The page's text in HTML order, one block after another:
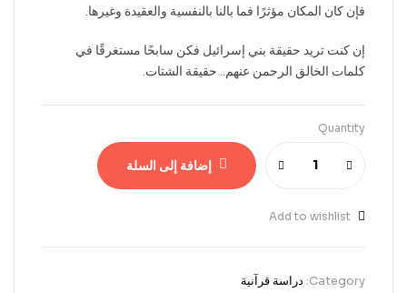
فإن كان المكان مؤثرًا فما بالنا بالنفسية والعقيدة وغيرها.
إن كنت تريد حقيقة بني إسرائيل فكن سابحًا مستغرقًا في
كلمات الخالق الرحمن عنهم.. حقيقة الشتات.
Quantity
إضافة إلى السلة
Add to wishlist
Category: دراسة قرآنية